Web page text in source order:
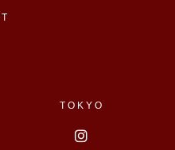
TOKYO